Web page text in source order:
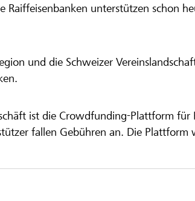
Raiffeisenbanken unterstützen schon
und die Schweizer
ist die Crowdfunding-Plattform für
fallen Gebühren an. Die Plattform